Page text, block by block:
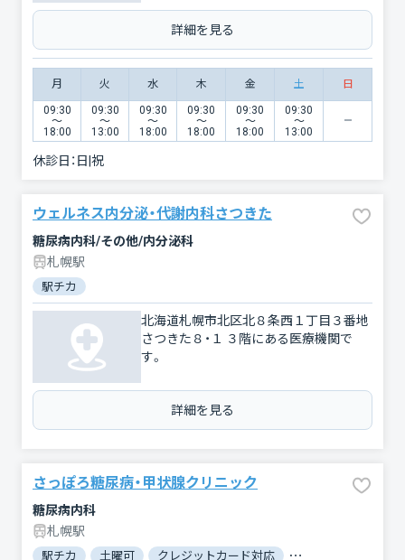
詳細を見る
月 火 水 木 金 土 日
09:30
〜
18:00
09:30
〜
13:00
09:30
〜
18:00
09:30
〜
18:00
09:30
〜
18:00
09:30
〜
13:00
休診日： 日|祝
ウェルネス内分泌・代謝内科さつきた
糖尿病内科/その他/内分泌科
札幌駅
駅チカ
北海道札幌市北区北８条西１丁目３番地
さつきた８・１ ３階にある医療機関で
す。
詳細を見る
さっぽろ糖尿病・甲状腺クリニック
糖尿病内科
札幌駅
駅チカ 土曜可 クレジットカード対応 電子マネー対応